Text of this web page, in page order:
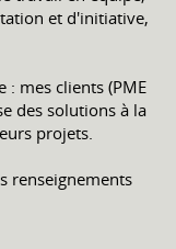
et d'initiative,
: mes clients (PME
des solutions à la
projets.
renseignements